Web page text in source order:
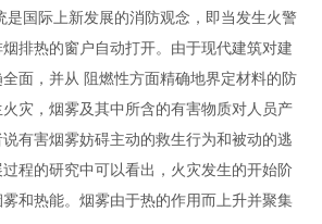
际上新发展的消防观念，即当发生火警
排热的窗户自动打开。由于现代建筑对建
面，并从 阻燃性方面精确地界定材料的防
灾，烟雾及其中所含的有害物质对人员产
有害烟雾妨碍主动的救生行为和被动的逃
程的研究中可以看出，火灾发生的开始阶
和热能。烟雾由于热的作用而上升并聚集